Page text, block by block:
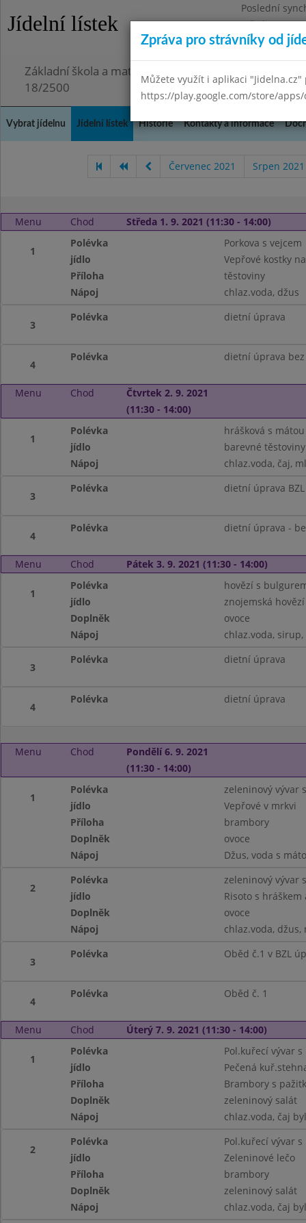
Jídelní lístek
Poslední
Středa
Omezení
Základní škola a mateřská škola Chmelnice, Praha 3,
18/2500
Vybrat jídelnu Jídelní lístek Historie Kontakty a informace
Červenec 2021 Srpen 2021
Menu Chod Středa 1. 9. 2021 (11:30 - 14:00)
1
Polévka
Porkova s vejcem
jídlo
Vepřové kostky
Příloha
těstoviny
Nápoj
chlaz.voda, džus
3
Polévka dietní úprava
4
Polévka dietní úprava
Menu Chod
Čtvrtek 2. 9. 2021
(11:30 - 14:00)
1
Polévka
hrášková s mátou
jídlo
barevné
Nápoj
chlaz.voda, čaj,
3
Polévka dietní úprava BZL
4
Polévka dietní úprava -
Menu Chod Pátek 3. 9. 2021 (11:30 - 14:00)
1
Polévka
hovězí s
jídlo
znojemská
Doplněk
ovoce
Nápoj
chlaz.voda, sirup,
3
Polévka dietní úprava
4
Polévka dietní úprava
Menu Chod
Pondělí 6. 9. 2021
(11:30 - 14:00)
1
Polévka
zeleninový vývar
jídlo
Vepřové v mrkvi
Příloha
brambory
Doplněk
ovoce
Nápoj
Džus, voda s
2
Polévka
zeleninový vývar
jídlo
Risoto s
Doplněk
ovoce
Nápoj
chlaz.voda, džus,
3
Polévka Oběd č.1 v BZL
4
Polévka Oběd č. 1
Menu Chod Úterý 7. 9. 2021 (11:30 - 14:00)
1
Polévka
Pol.kuřecí vývar
jídlo
Pečená
Příloha
Brambory s
Doplněk
zeleninový salát
Nápoj
chlaz.voda, čaj
2
Polévka
Pol.kuřecí vývar
jídlo
Zeleninové lečo
Příloha
brambory
Doplněk
zeleninový salát
Nápoj
chlaz.voda, čaj
Zpráva pro strávníky od
Můžete využít i aplikaci
https://play.google.com/store/